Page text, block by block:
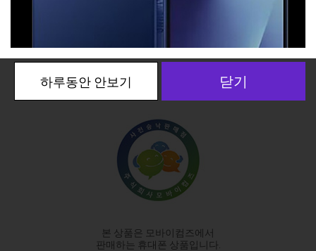
본 상품은 모바이컴즈에서
판매하는 휴대폰 상품입니다.